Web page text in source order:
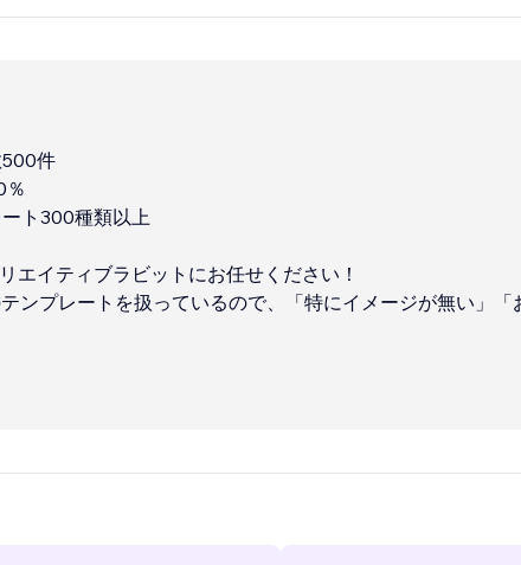
500件
％
ト300種類以上
エイティブラビットにお任せください！
ンプレートを扱っているので、「特にイメージが無い」「
い感じのサイトが欲しい！」そんな方にピッタリです。